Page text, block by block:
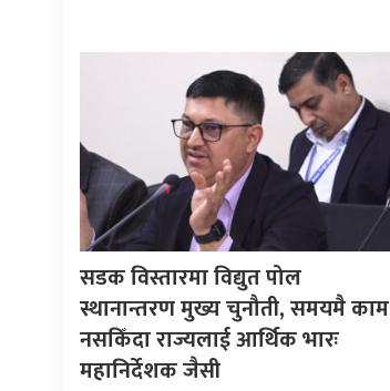
सडक विस्तारमा विद्युत पोल
स्थानान्तरण मुख्य चुनौती, समयमै काम
नसकिँदा राज्यलाई आर्थिक भारः
महानिर्देशक जैसी